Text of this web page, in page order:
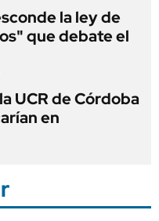
la ley de
que debate el
UCR de Córdoba
en